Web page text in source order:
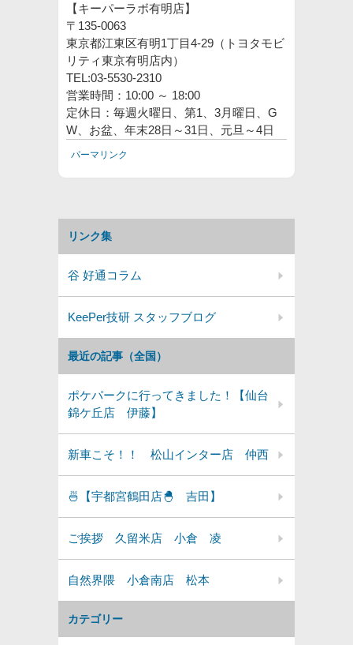
【キーパーラボ有明店】
〒135-0063
東京都江東区有明1丁目4-29（トヨタモビ
リティ東京有明店内）
TEL:03-5530-2310
営業時間：10:00 ～ 18:00
定休日：毎週火曜日、第1、3月曜日、G
W、お盆、年末28日～31日、元旦～4日
パーマリンク
カテゴリー
最近の記事（全国）
ポケパークに行ってきました！【仙台
錦ケ丘店 伊藤】
新車こそ！！ 松山インター店 仲西
🍜【宇都宮鶴田店🐣 吉田】
ご挨拶 久留米店 小倉 凌
自然界隈 小倉南店 松本
リンク集
谷 好通コラム
KeePer技研 スタッフブログ